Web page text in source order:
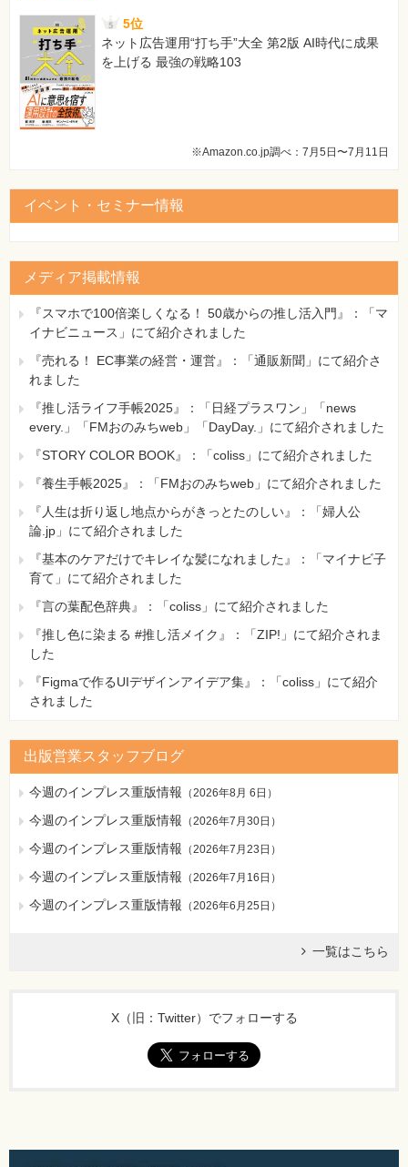
5位
ネット広告運用“打ち手”大全 第2版 AI時代に成果
を上げる 最強の戦略103
※Amazon.co.jp調べ：7月5日〜7月11日
イベント・セミナー情報
メディア掲載情報
『スマホで100倍楽しくなる！ 50歳からの推し活入門』：「マ
イナビニュース」にて紹介されました
『売れる！ EC事業の経営・運営』：「通販新聞」にて紹介さ
れました
『推し活ライフ手帳2025』：「日経プラスワン」「news
every.」「FMおのみちweb」「DayDay.」にて紹介されました
『STORY COLOR BOOK』：「coliss」にて紹介されました
『養生手帳2025』：「FMおのみちweb」にて紹介されました
『人生は折り返し地点からがきっとたのしい』：「婦人公
論.jp」にて紹介されました
『基本のケアだけでキレイな髪になれました』：「マイナビ子
育て」にて紹介されました
『言の葉配色辞典』：「coliss」にて紹介されました
『推し色に染まる #推し活メイク』：「ZIP!」にて紹介されま
した
『Figmaで作るUIデザインアイデア集』：「coliss」にて紹介
されました
出版営業スタッフブログ
今週のインプレス重版情報 （2026年8月 6日 ）
今週のインプレス重版情報 （2026年7月30日 ）
今週のインプレス重版情報 （2026年7月23日 ）
今週のインプレス重版情報 （2026年7月16日 ）
今週のインプレス重版情報 （2026年6月25日 ）
一覧はこちら
X（旧：Twitter）でフォローする